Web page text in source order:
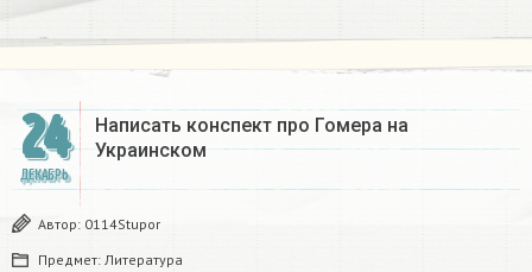
24
ДЕКАБРЬ
Написать конспект про Гомера на
Украинском​
Автор: 0114Stupor
Предмет: Литература